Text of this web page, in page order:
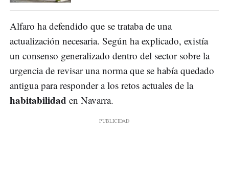
Alfaro ha defendido que se trataba de una
actualización necesaria. Según ha explicado, existía
un consenso generalizado dentro del sector sobre la
urgencia de revisar una norma que se había quedado
antigua para responder a los retos actuales de la
habitabilidad en Navarra.